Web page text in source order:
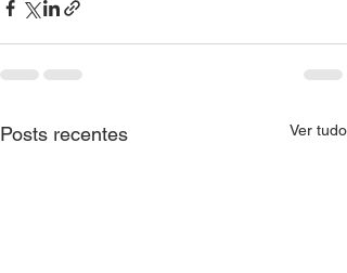
Posts recentes Ver tudo